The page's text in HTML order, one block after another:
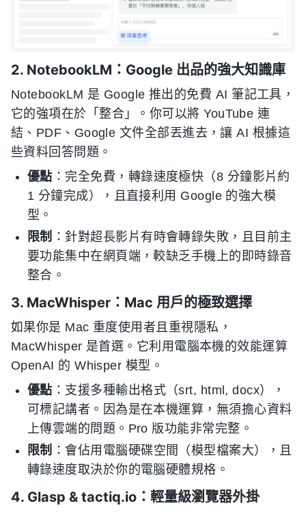
2. NotebookLM：Google 出品的強大知識庫
NotebookLM 是 Google 推出的免費 AI 筆記工具，
它的強項在於「整合」。你可以將 YouTube 連
結、PDF、Google 文件全部丟進去，讓 AI 根據這
些資料回答問題。
優點 ：完全免費，轉錄速度極快（8 分鐘影片約
1 分鐘完成），且直接利用 Google 的強大模
型。
限制 ：針對超長影片有時會轉錄失敗，且目前主
要功能集中在網頁端，較缺乏手機上的即時錄音
整合。
3. MacWhisper：Mac 用戶的極致選擇
如果你是 Mac 重度使用者且重視隱私，
MacWhisper 是首選。它利用電腦本機的效能運算
OpenAI 的 Whisper 模型。
優點 ：支援多種輸出格式（srt, html, docx），
可標記講者。因為是在本機運算，無須擔心資料
上傳雲端的問題。Pro 版功能非常完整。
限制 ：會佔用電腦硬碟空間（模型檔案大），且
轉錄速度取決於你的電腦硬體規格。
4. Glasp & tactiq.io：輕量級瀏覽器外掛